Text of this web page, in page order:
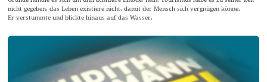
nicht gegeben, das Leben existiere nicht, damit der Mensch sich vergnügen könne.
Er verstummte und blickte hinaus auf das Wasser.